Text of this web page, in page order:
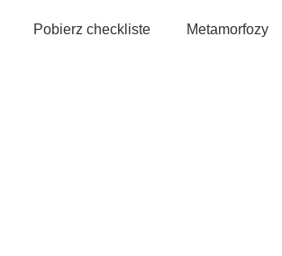
Pobierz checkliste Metamorfozy